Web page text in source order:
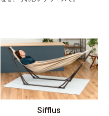
Sifflus